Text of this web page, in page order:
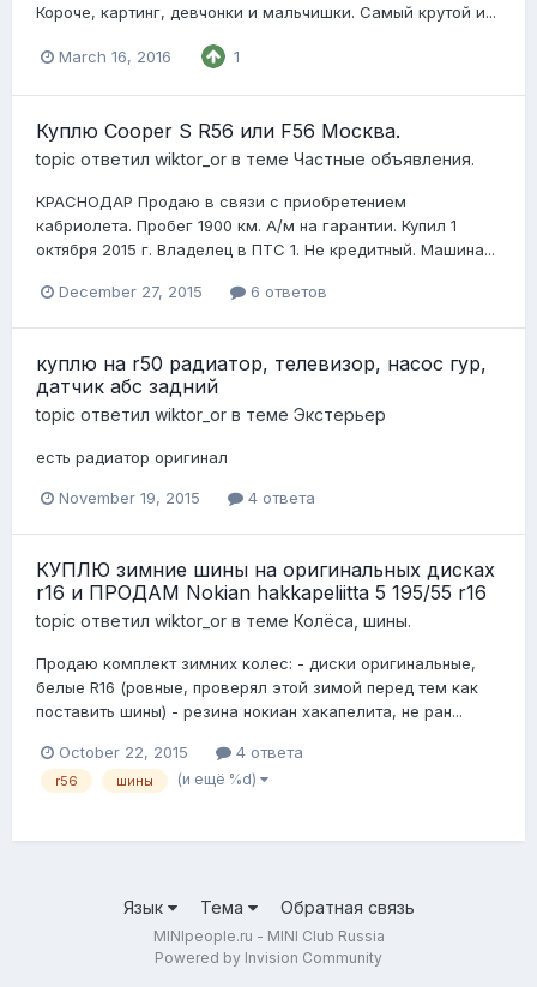
Короче, картинг, девчонки и мальчишки. Самый крутой и...
March 16, 2016 1
Куплю Cooper S R56 или F56 Москва.
topic ответил wiktor_or в теме Частные объявления.
КРАСНОДАР Продаю в связи с приобретением
кабриолета. Пробег 1900 км. А/м на гарантии. Купил 1
октября 2015 г. Владелец в ПТС 1. Не кредитный. Машина...
December 27, 2015 6 ответов
куплю на r50 радиатор, телевизор, насос гур,
датчик абс задний
topic ответил wiktor_or в теме Экстерьер
есть радиатор оригинал
November 19, 2015 4 ответа
КУПЛЮ зимние шины на оригинальных дисках
r16 и ПРОДАМ Nokian hakkapeliitta 5 195/55 r16
topic ответил wiktor_or в теме Колёса, шины.
Продаю комплект зимних колес: - диски оригинальные,
белые R16 (ровные, проверял этой зимой перед тем как
поставить шины) - резина нокиан хакапелита, не ран...
October 22, 2015 4 ответа
r56 шины (и ещё %d)
Язык Тема Обратная связь
MINIpeople.ru - MINI Club Russia
Powered by Invision Community